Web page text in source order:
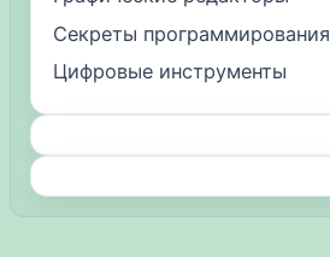
Секреты программирования
Цифровые инструменты